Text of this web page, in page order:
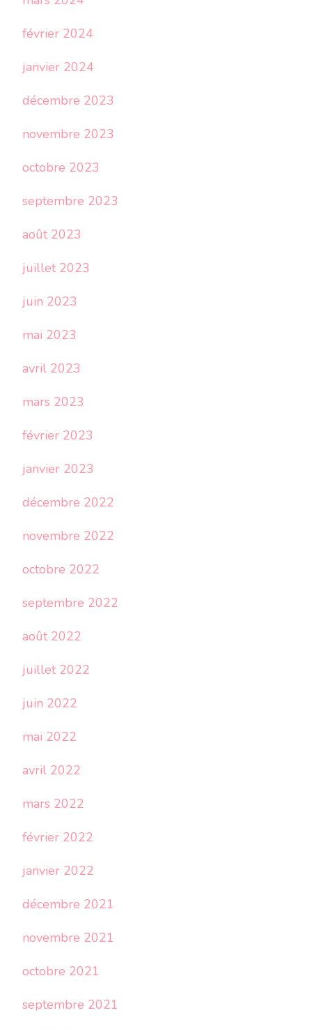
février 2024
janvier 2024
décembre 2023
novembre 2023
octobre 2023
septembre 2023
août 2023
juillet 2023
juin 2023
mai 2023
avril 2023
mars 2023
février 2023
janvier 2023
décembre 2022
novembre 2022
octobre 2022
septembre 2022
août 2022
juillet 2022
juin 2022
mai 2022
avril 2022
mars 2022
février 2022
janvier 2022
décembre 2021
novembre 2021
octobre 2021
septembre 2021